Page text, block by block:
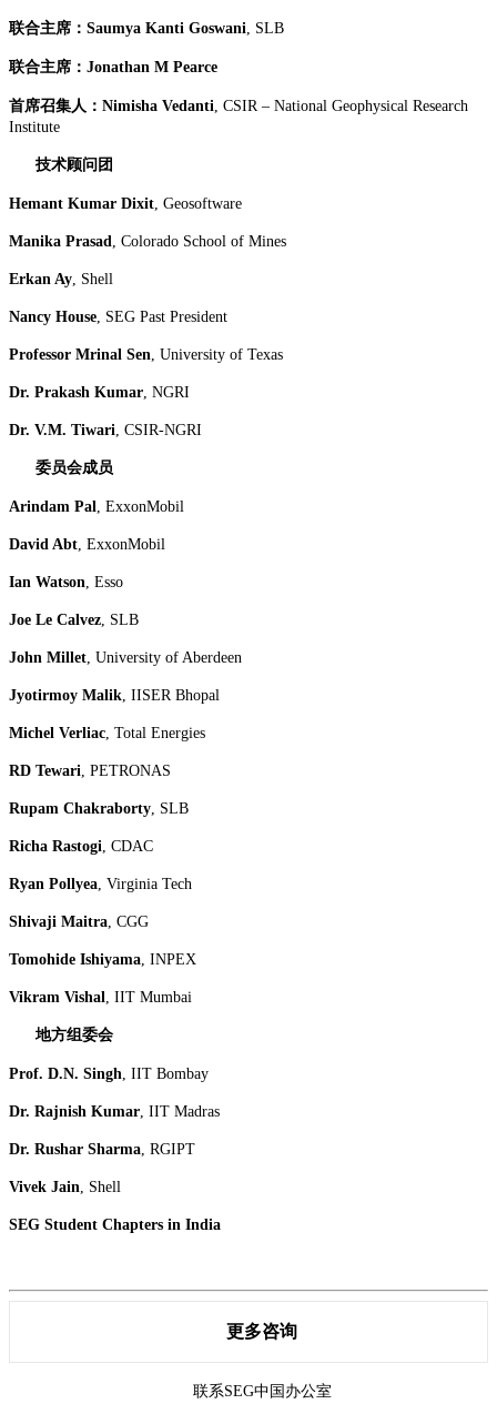
联合主席： Saumya Kanti Goswani, SLB
联合主席： Jonathan M Pearce
首席召集人： Nimisha Vedanti, CSIR – National Geophysical Research
Institute
技术顾问团
Hemant Kumar Dixit, Geosoftware
Manika Prasad, Colorado School of Mines
Erkan Ay, Shell
Nancy House, SEG Past President
Professor Mrinal Sen, University of Texas
Dr. Prakash Kumar, NGRI
Dr. V.M. Tiwari, CSIR-NGRI
委员会成员
Arindam Pal, ExxonMobil
David Abt, ExxonMobil
Ian Watson, Esso
Joe Le Calvez, SLB
John Millet, University of Aberdeen
Jyotirmoy Malik, IISER Bhopal
Michel Verliac, Total Energies
RD Tewari, PETRONAS
Rupam Chakraborty, SLB
Richa Rastogi, CDAC
Ryan Pollyea, Virginia Tech
Shivaji Maitra, CGG
Tomohide Ishiyama, INPEX
Vikram Vishal, IIT Mumbai
地方组委会
Prof. D.N. Singh, IIT Bombay
Dr. Rajnish Kumar, IIT Madras
Dr. Rushar Sharma, RGIPT
Vivek Jain, Shell
SEG Student Chapters in India
更多咨询
联系SEG中国办公室